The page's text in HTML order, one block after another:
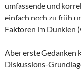
umfassende und
einfach noch zu früh
Faktoren im Dunklen
Aber erste Gedanken
Diskussions-